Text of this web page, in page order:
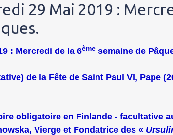
29 Mai 2019 :
: Mercredi de la 6ème semaine de
de la Fête de Saint Paul VI, Pape
obligatoire en Finlande - facultative
Vierge et Fondatrice des «